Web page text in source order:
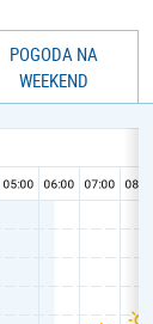
POGODA NA
WEEKEND